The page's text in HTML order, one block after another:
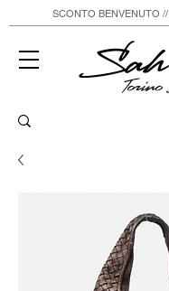
Sah
SCONTO BENVENUTO